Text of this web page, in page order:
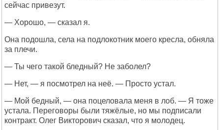
сейчас привезут.
— Хорошо, — сказал я.
Она подошла, села на подлокотник моего кресла, обняла
за плечи.
— Ты чего такой бледный? Не заболел?
— Нет, — я посмотрел на неё. — Просто устал.
— Мой бедный, — она поцеловала меня в лоб. — Я тоже
устала. Переговоры были тяжёлые, но мы подписали
контракт. Олег Викторович сказал, что я молодец.